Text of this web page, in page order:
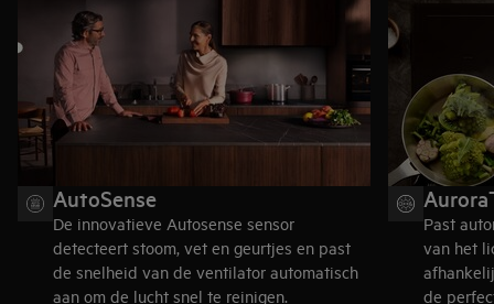
AutoSense
De innovatieve Autosense sensor
detecteert stoom, vet en geurtjes en past
de snelheid van de ventilator automatisch
aan om de lucht snel te reinigen.
Past
van het
de